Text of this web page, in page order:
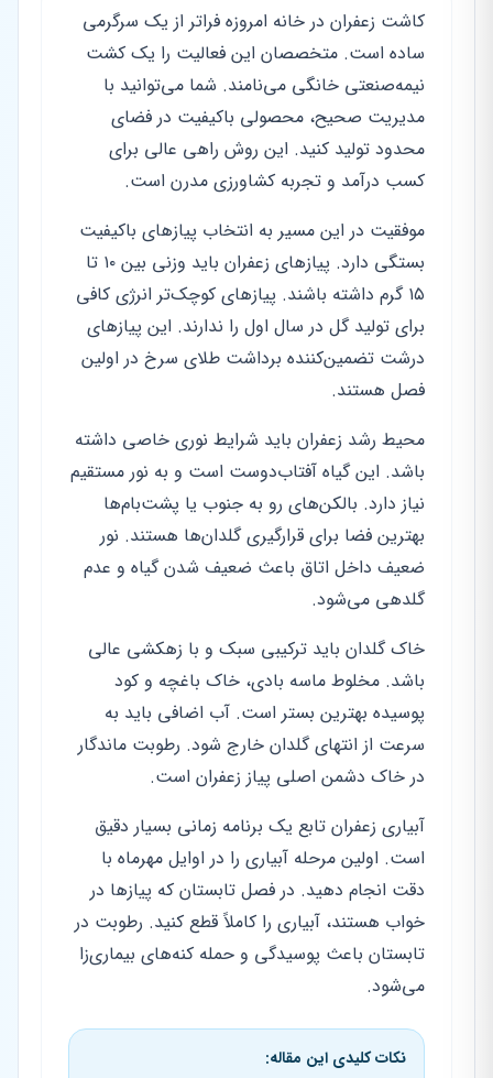
کاشت زعفران در خانه امروزه فراتر از یک سرگرمی
ساده است. متخصصان این فعالیت را یک کشت
نیمه‌صنعتی خانگی می‌نامند. شما می‌توانید با
مدیریت صحیح، محصولی باکیفیت در فضای
محدود تولید کنید. این روش راهی عالی برای
کسب درآمد و تجربه کشاورزی مدرن است.
موفقیت در این مسیر به انتخاب پیازهای باکیفیت
بستگی دارد. پیازهای زعفران باید وزنی بین ۱۰ تا
۱۵ گرم داشته باشند. پیازهای کوچک‌تر انرژی کافی
برای تولید گل در سال اول را ندارند. این پیازهای
درشت تضمین‌کننده برداشت طلای سرخ در اولین
فصل هستند.
محیط رشد زعفران باید شرایط نوری خاصی داشته
باشد. این گیاه آفتاب‌دوست است و به نور مستقیم
نیاز دارد. بالکن‌های رو به جنوب یا پشت‌بام‌ها
بهترین فضا برای قرارگیری گلدان‌ها هستند. نور
ضعیف داخل اتاق باعث ضعیف شدن گیاه و عدم
گلدهی می‌شود.
خاک گلدان باید ترکیبی سبک و با زهکشی عالی
باشد. مخلوط ماسه بادی، خاک باغچه و کود
پوسیده بهترین بستر است. آب اضافی باید به
سرعت از انتهای گلدان خارج شود. رطوبت ماندگار
در خاک دشمن اصلی پیاز زعفران است.
آبیاری زعفران تابع یک برنامه زمانی بسیار دقیق
است. اولین مرحله آبیاری را در اوایل مهرماه با
دقت انجام دهید. در فصل تابستان که پیازها در
خواب هستند، آبیاری را کاملاً قطع کنید. رطوبت در
تابستان باعث پوسیدگی و حمله کنه‌های بیماری‌زا
می‌شود.
نکات کلیدی این مقاله: